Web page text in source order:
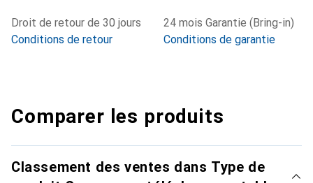
Droit de retour de 30 jours
Conditions de retour
24 mois Garantie (Bring-in)
Conditions de garantie
Comparer les produits
Classement des ventes dans Type de